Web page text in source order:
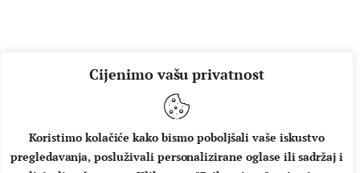
Cijenimo vašu privatnost
Koristimo kolačiće kako bismo poboljšali vaše iskustvo
pregledavanja, posluživali personalizirane oglase ili sadržaj i
O NAMA IMPRESSUM UVJETI KORIŠTENJA